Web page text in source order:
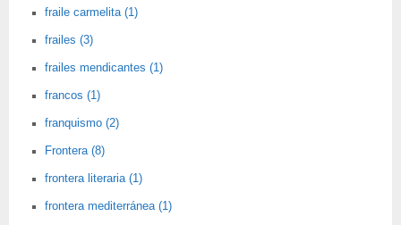
fraile carmelita (1)
frailes (3)
frailes mendicantes (1)
francos (1)
franquismo (2)
Frontera (8)
frontera literaria (1)
frontera mediterránea (1)